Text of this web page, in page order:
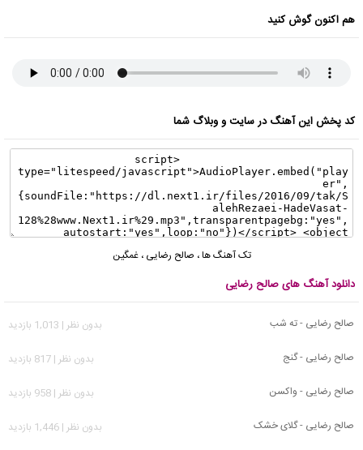
هم اکنون گوش کنید
کد پخش این آهنگ در سایت و وبلاگ شما
تک آهنگ ها، صالح رضایی ،غمگین
دانلود آهنگ های صالح رضایی
صالح رضایی - ته شب
بدون نظر | 1,013 بازدید
صالح رضایی - گنج
بدون نظر | 817 بازدید
صالح رضایی - واکسن
بدون نظر | 958 بازدید
صالح رضایی - گلای خشک
بدون نظر | 1,446 بازدید